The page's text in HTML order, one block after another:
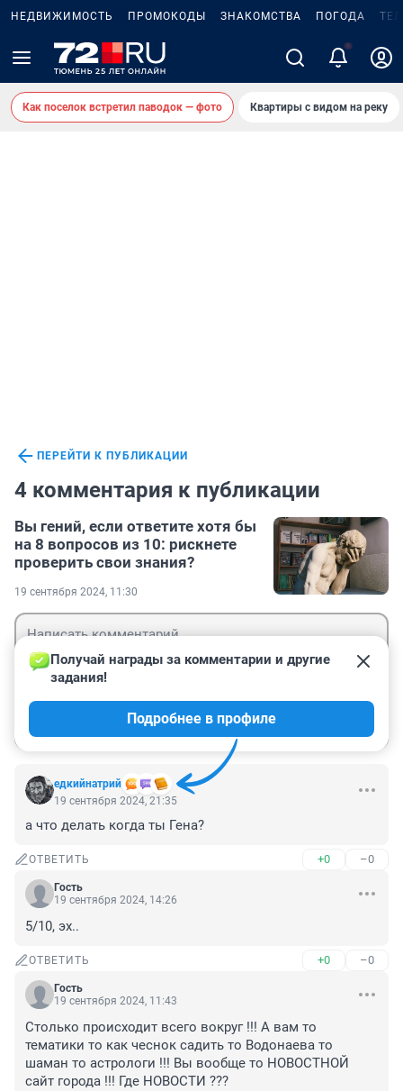
НЕДВИЖИМОСТЬ ПРОМОКОДЫ ЗНАКОМСТВА ПОГОДА
5
Как поселок встретил паводок — фото Квартиры с видом на реку
ПЕРЕЙТИ К ПУБЛИКАЦИИ
4 комментария к публикации
Вы гений, если ответите хотя бы
на 8 вопросов из 10: рискнете
проверить свои знания?
19 сентября 2024, 11:30
едкийнатрий
Получай награды за комментарии и другие
задания!
Подробнее в профиле
19 сентября 2024, 21:35
а что делать когда ты Гена?
ОТВЕТИТЬ +0 –0
Гость
19 сентября 2024, 14:26
5/10, эх..
ОТВЕТИТЬ +0 –0
Гость
19 сентября 2024, 11:43
Столько происходит всего вокруг !!! А вам то
тематики то как чеснок садить то Водонаева то
шаман то астрологи !!! Вы вообще то НОВОСТНОЙ
сайт города !!! Где НОВОСТИ ???